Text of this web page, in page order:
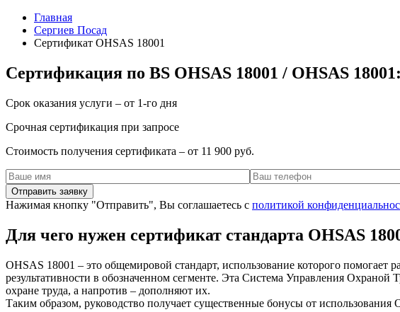
Главная
Сергиев Посад
Сертификат OHSAS 18001
Сертификация по BS OHSAS 18001 / OHSAS
Срок оказания услуги – от 1-го дня
Срочная сертификация при запросе
Стоимость получения сертификата – от 11 900 руб.
Нажимая кнопку "Отправить", Вы соглашаетесь с политикой
Для чего нужен сертификат стандарта OHSAS
OHSAS 18001 – это общемировой стандарт, использование которого помогает
результативности в обозначенном сегменте. Эта Система Управления
охране труда, а напротив – дополняют их.
Таким образом, руководство получает существенные бонусы от